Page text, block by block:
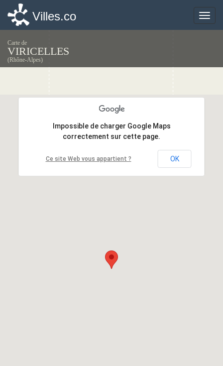
Toggle
Villes.co
Carte de
VIRICELLES
(Rhône-Alpes)
Impossible de charger Google Maps
correctement sur cette page.
Ce site Web vous appartient ? OK
Impossible de charger Google Maps
correctement sur cette page.
Ce site Web vous appartient ? OK
Toggle
Villes.co